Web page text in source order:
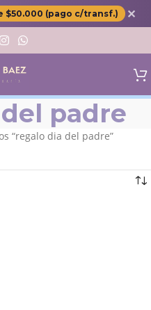
$50.000 (pago c/transf.) ✕
padre
“regalo dia del padre”